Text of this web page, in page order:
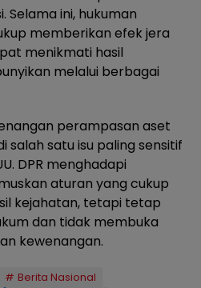
Selama ini, hukuman
memberikan efek jera
menikmati hasil
melalui berbagai
perampasan aset
salah satu isu paling sensitif
DPR menghadapi
aturan yang cukup
kejahatan, tetapi tetap
dan tidak membuka
kewenangan.
Berita Nasional